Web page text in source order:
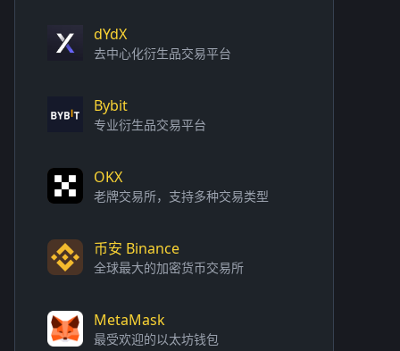
dYdX
去中心化衍生品交易平台
Bybit
专业衍生品交易平台
OKX
老牌交易所，支持多种交易类型
币安 Binance
全球最大的加密货币交易所
MetaMask
最受欢迎的以太坊钱包